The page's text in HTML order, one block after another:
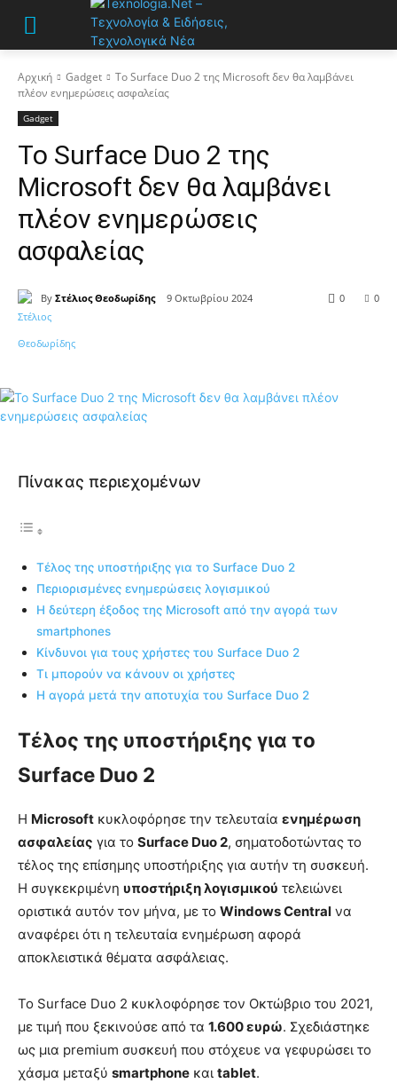
Αρχική Gadget
Το Surface Duo 2 της Microsoft δεν θα λαμβάνει
πλέον ενημερώσεις ασφαλείας
Gadget
Το Surface Duo 2 της
Microsoft δεν θα λαμβάνει
πλέον ενημερώσεις
ασφαλείας
By Στέλιος Θεοδωρίδης 9 Οκτωβρίου 2024 0
0
Πίνακας περιεχομένων
Τέλος της υποστήριξης για το Surface Duo 2
Περιορισμένες ενημερώσεις λογισμικού
Η δεύτερη έξοδος της Microsoft από την αγορά των
smartphones
Κίνδυνοι για τους χρήστες του Surface Duo 2
Τι μπορούν να κάνουν οι χρήστες
Η αγορά μετά την αποτυχία του Surface Duo 2
Τέλος της υποστήριξης για το
Surface Duo 2
Η Microsoft κυκλοφόρησε την τελευταία ενημέρωση
ασφαλείας για το Surface Duo 2, σηματοδοτώντας το
τέλος της επίσημης υποστήριξης για αυτήν τη συσκευή.
Η συγκεκριμένη υποστήριξη λογισμικού τελειώνει
οριστικά αυτόν τον μήνα, με το Windows Central να
αναφέρει ότι η τελευταία ενημέρωση αφορά
αποκλειστικά θέματα ασφάλειας.
Το Surface Duo 2 κυκλοφόρησε τον Οκτώβριο του 2021,
με τιμή που ξεκινούσε από τα 1.600 ευρώ. Σχεδιάστηκε
ως μια premium συσκευή που στόχευε να γεφυρώσει το
χάσμα μεταξύ smartphone και tablet.